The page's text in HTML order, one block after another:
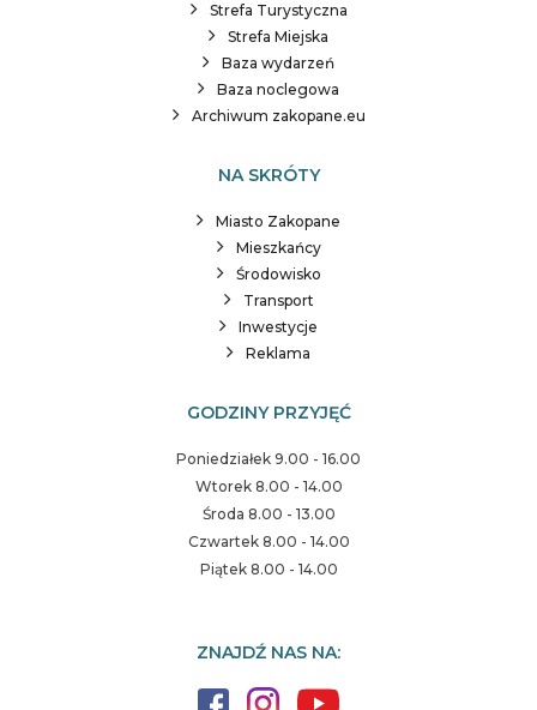
Strefa Turystyczna
Strefa Miejska
Baza wydarzeń
Baza noclegowa
Archiwum zakopane.eu
NA SKRÓTY
Miasto Zakopane
Mieszkańcy
Środowisko
Transport
Inwestycje
Reklama
GODZINY PRZYJĘĆ
Poniedziałek 9.00 - 16.00
Wtorek 8.00 - 14.00
Środa 8.00 - 13.00
Czwartek 8.00 - 14.00
Piątek 8.00 - 14.00
ZNAJDŹ NAS NA: